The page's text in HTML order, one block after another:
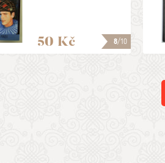
8/10
50 Kč